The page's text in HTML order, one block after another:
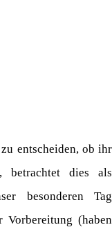
entscheiden, ob ihr
betrachtet dies als
besonderen Tag
Vorbereitung (haben